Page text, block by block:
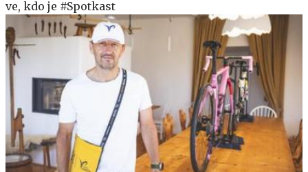
ve, kdo je #Spotkast